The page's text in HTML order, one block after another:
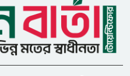
এইচএসসি পরীক্ষার্থীর
প্রেমিকের শাস্তির
মানববন্ধন